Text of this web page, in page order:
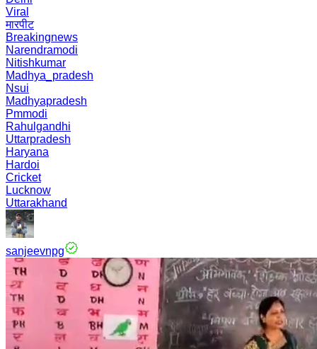
Viral
मारपीट
Breakingnews
Narendramodi
Nitishkumar
Madhya_pradesh
Nsui
Madhyapradesh
Pmmodi
Rahulgandhi
Uttarpradesh
Haryana
Hardoi
Cricket
Lucknow
Uttarakhand
sanjeevnpg